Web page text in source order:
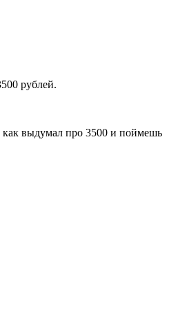
рублей.
как выдумал про 3500 и поймешь